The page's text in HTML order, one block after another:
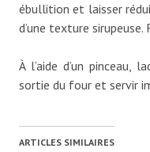
ébullition et laisser
d’une texture sirupeuse.
À l’aide d’un pinceau,
sortie du four et servir
ARTICLES SIMILAIRES